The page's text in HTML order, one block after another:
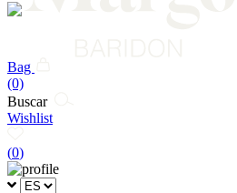
Bag
(0)
Buscar
Wishlist
(0)